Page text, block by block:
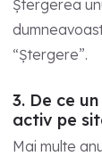
Ștergerea
“Ștergere”.
3. De ce
activ pe
Mai multe